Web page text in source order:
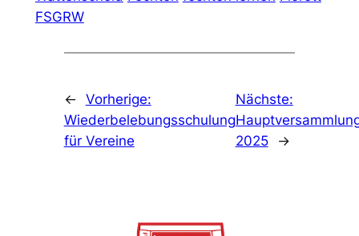
FSGRW
← Vorherige:
Wiederbelebungsschulung
für Vereine
Nächste:
2025
→